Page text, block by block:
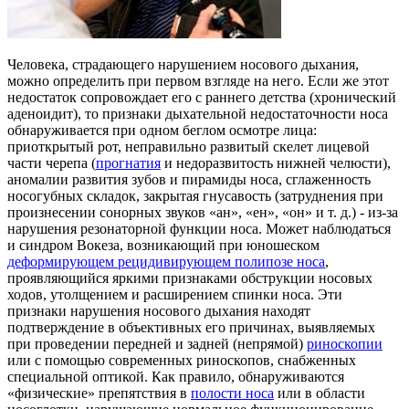
Человека, страдающего нарушением носового дыхания,
можно определить при первом взгляде на него. Если же этот
недостаток сопровождает его с раннего детства (хронический
аденоидит), то признаки дыхательной недостаточности носа
обнаруживается при одном беглом осмотре лица:
приоткрытый рот, неправильно развитый скелет лицевой
части черепа (прогнатия и недоразвитость нижней челюсти),
аномалии развития зубов и пирамиды носа, сглаженность
носогубных складок, закрытая гнусавость (затруднения при
произнесении сонорных звуков «ан», «ен», «он» и т. д.) - из-за
нарушения резонаторной функции носа. Может наблюдаться
и синдром Вокеза, возникающий при юношеском
деформирующем рецидивирующем полипозе носа,
проявляющийся яркими признаками обструкции носовых
ходов, утолщением и расширением спинки носа. Эти
признаки нарушения носового дыхания находят
подтверждение в объективных его причинах, выявляемых
при проведении передней и задней (непрямой) риноскопии
или с помощью современных риноскопов, снабженных
специальной оптикой. Как правило, обнаруживаются
«физические» препятствия в полости носа или в области